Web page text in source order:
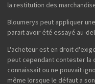
la restitution des
Bloumerys peut appliquer
parait avoir été essayé au-
L'acheteur est en droit
peut cependant contester la
connaissait ou ne pouvait
même lorsque le défaut a